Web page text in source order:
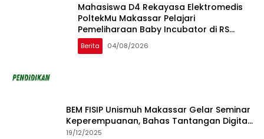
Mahasiswa D4 Rekayasa Elektromedis
PoltekMu Makassar Pelajari
Pemeliharaan Baby Incubator di RS
Unhas
Berita 04/08/2026
BEM FISIP Unismuh Makassar Gelar Seminar
Keperempuanan, Bahas Tantangan Digital
dan Budaya Lokal
19/12/2025